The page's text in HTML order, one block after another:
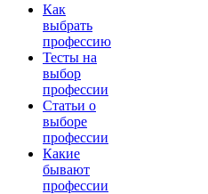
Как
выбрать
профессию
Тесты на
выбор
профессии
Статьи о
выборе
профессии
Какие
бывают
профессии